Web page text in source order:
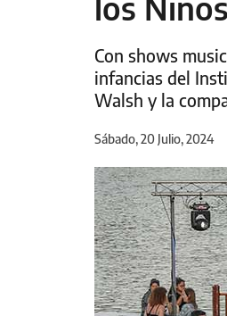
los Niños
Con shows
infancias del
Walsh y la
Sábado, 20 Julio, 2024